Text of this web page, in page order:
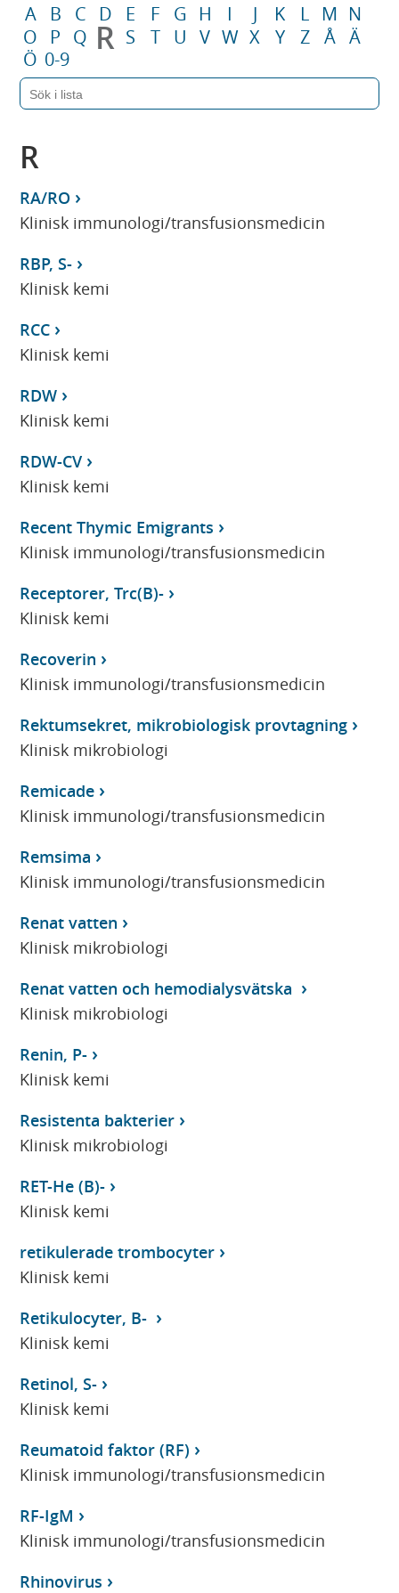
A B C D E F G H I J K L M N
O
P Q R S T U V W X Y Z Å Ä
Ö 0-9
R
RA/RO
Klinisk immunologi/transfusionsmedicin
RBP, S-
Klinisk kemi
RCC
Klinisk kemi
RDW
Klinisk kemi
RDW-CV
Klinisk kemi
Recent Thymic Emigrants
Klinisk immunologi/transfusionsmedicin
Receptorer, Trc(B)-
Klinisk kemi
Recoverin
Klinisk immunologi/transfusionsmedicin
Rektumsekret, mikrobiologisk provtagning
Klinisk mikrobiologi
Remicade
Klinisk immunologi/transfusionsmedicin
Remsima
Klinisk immunologi/transfusionsmedicin
Renat vatten
Klinisk mikrobiologi
Renat vatten och hemodialysvätska
Klinisk mikrobiologi
Renin, P-
Klinisk kemi
Resistenta bakterier
Klinisk mikrobiologi
RET-He (B)-
Klinisk kemi
retikulerade trombocyter
Klinisk kemi
Retikulocyter, B-
Klinisk kemi
Retinol, S-
Klinisk kemi
Reumatoid faktor (RF)
Klinisk immunologi/transfusionsmedicin
RF-IgM
Klinisk immunologi/transfusionsmedicin
Rhinovirus